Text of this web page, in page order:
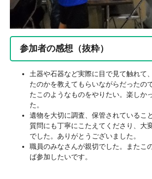
参加者の感想（抜粋）
土器や石器など実際に目で見て触れて
たのかを教えてもらいながらだったの
たこのようなものをやりたい。楽しか
た。
遺物を大切に調査、保管されているこ
質問にも丁寧にこたえてくださり、大
でした。ありがとうございました。
職員のみなさんが親切でした。またこ
ば参加したいです。